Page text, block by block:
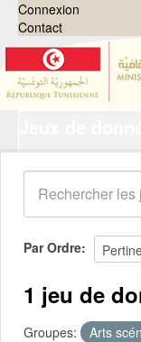
Connexion
Contact
Organisations
Groupes
Demandes 0
À propos
Par Ordre
1 jeu de
Groupes: Arts